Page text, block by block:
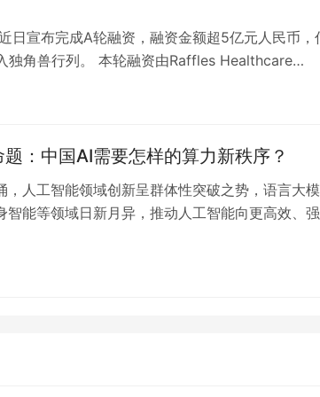
日宣布完成A轮融资，融资金额超5亿元人民币，
独角兽行列。 本轮融资由Raffles Healthcare
：中国AI需要怎样的算力新秩序？
，人工智能领域创新呈群体性突破之势，语言大模
智能等领域日新月异，推动人工智能向更高效、